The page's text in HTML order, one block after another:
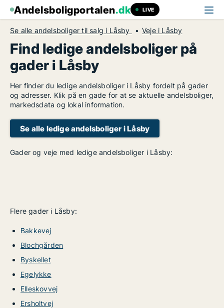
Andelsboligportalen.dk LIVE
Se alle andelsboliger til salg i Låsby Veje i Låsby
Find ledige andelsboliger på
gader i Låsby
Her finder du ledige andelsboliger i Låsby fordelt på gader
og adresser. Klik på en gade for at se aktuelle andelsboliger,
markedsdata og lokal information.
Se alle ledige andelsboliger i Låsby
Gader og veje med ledige andelsboliger i Låsby:
Flere gader i Låsby:
Bakkevej
Blochgården
Byskellet
Egelykke
Elleskovvej
Ersholtvej